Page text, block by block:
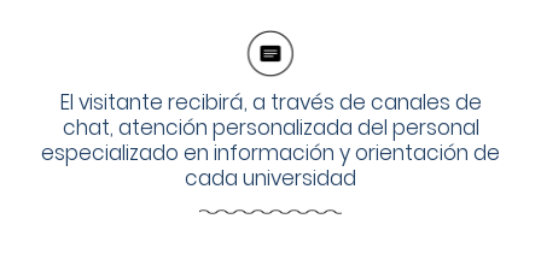
El visitante recibirá, a través de canales de
chat, atención personalizada del personal
especializado en información y orientación de
cada universidad